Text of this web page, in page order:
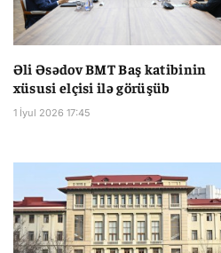
Əli Əsədov BMT Baş katibinin
xüsusi elçisi ilə görüşüb
1 İyul 2026 17:45